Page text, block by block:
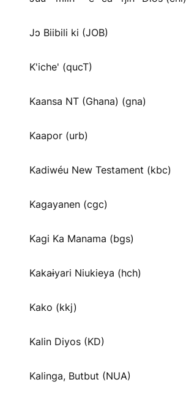
Jɔ Biibili ki (JOB)
K'iche' (qucT)
Kaansa NT (Ghana) (gna)
Kaapor (urb)
Kadiwéu New Testament (kbc)
Kagayanen (cgc)
Kagi Ka Manama (bgs)
Kakaɨyari Niukieya (hch)
Kako (kkj)
Kalin Diyos (KD)
Kalinga, Butbut (NUA)